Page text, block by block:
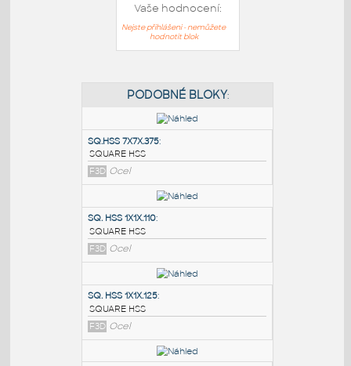
Vaše hodnocení:
Nejste přihlášeni - nemůžete
hodnotit blok
PODOBNÉ BLOKY
SQ.HSS 7X7X.375
SQUARE HSS
F3D Ocel
SQ. HSS 1X1X.110:
SQUARE HSS